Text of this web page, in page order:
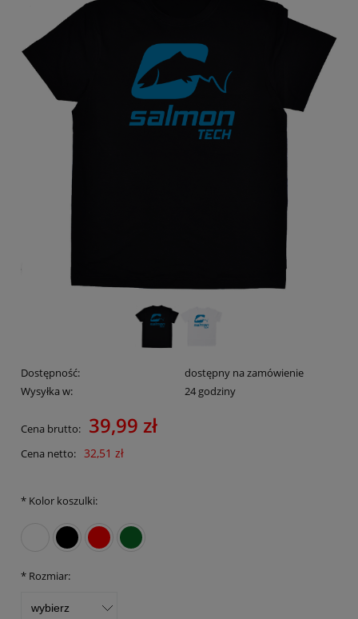
Dostępność:
dostępny na zamówienie
Wysyłka w:
24 godziny
Cena brutto: 39,99 zł
Cena netto: 32,51 zł
* Kolor koszulki:
* Rozmiar: